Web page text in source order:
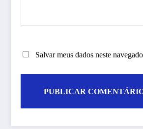
Salvar meus dados neste